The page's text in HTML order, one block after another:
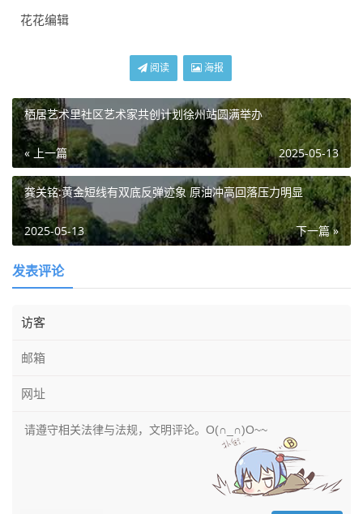
花花编辑
阅读 海报
栖居艺术里社区艺术家共创计划徐州站圆满举办
« 上一篇 2025-05-13
龚关铭:黄金短线有双底反弹迹象 原油冲高回落压力明显
下一篇 »
2025-05-13
发表评论